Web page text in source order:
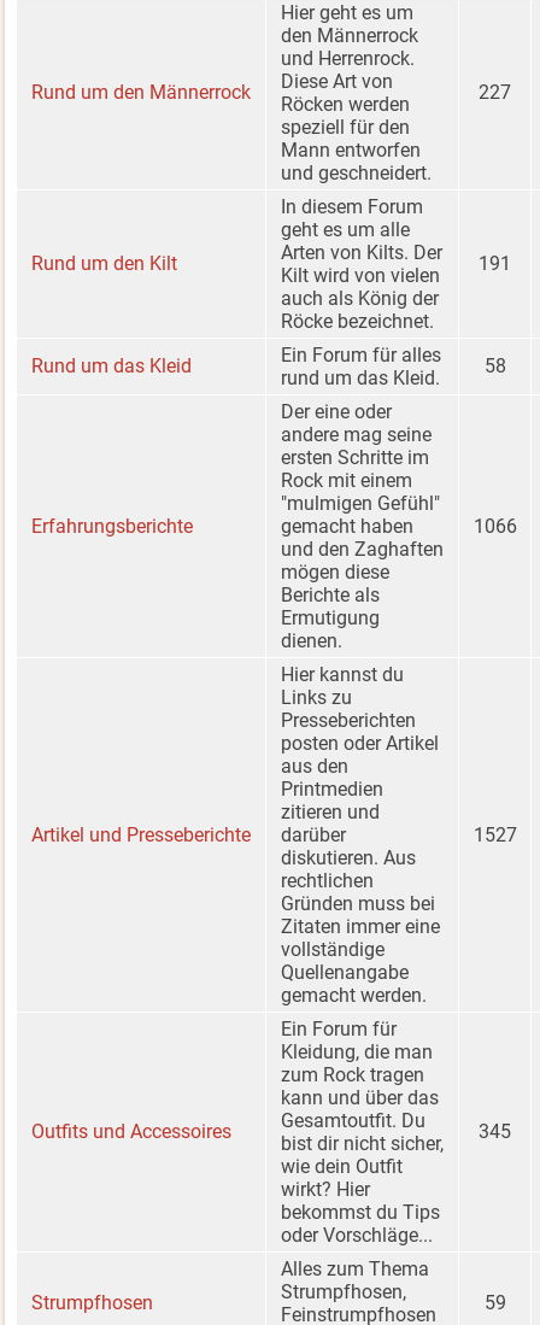
Rund um den Männerrock
Hier geht es um
den Männerrock
und Herrenrock.
Diese Art von
Röcken werden
speziell für den
Mann entworfen
und geschneidert.
227
Rund um den Kilt
In diesem Forum
geht es um alle
Arten von Kilts. Der
Kilt wird von vielen
auch als König der
Röcke bezeichnet.
191
Rund um das Kleid
Ein Forum für alles
rund um das Kleid.
58
Erfahrungsberichte
Der eine oder
andere mag seine
ersten Schritte im
Rock mit einem
"mulmigen Gefühl"
gemacht haben
und den Zaghaften
mögen diese
Berichte als
Ermutigung
dienen.
1066
Artikel und Presseberichte
Hier kannst du
Links zu
Presseberichten
posten oder Artikel
aus den
Printmedien
zitieren und
darüber
diskutieren. Aus
rechtlichen
Gründen muss bei
Zitaten immer eine
vollständige
Quellenangabe
gemacht werden.
1527
Outfits und Accessoires
Ein Forum für
Kleidung, die man
zum Rock tragen
kann und über das
Gesamtoutfit. Du
bist dir nicht sicher,
wie dein Outfit
wirkt? Hier
bekommst du Tips
oder Vorschläge...
345
Strumpfhosen
Alles zum Thema
Strumpfhosen,
Feinstrumpfhosen
59